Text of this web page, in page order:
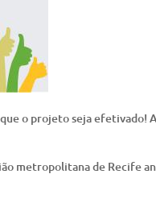
o projeto seja efetivado!
metropolitana de Recife